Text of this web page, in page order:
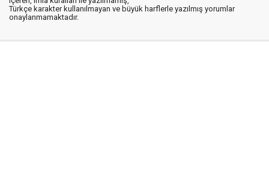
Türkçe karakter kullanılmayan ve büyük harflerle yazılmış yorumlar
onaylanmamaktadır.